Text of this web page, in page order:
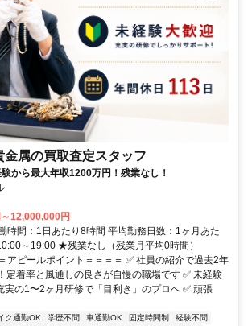
金属の買取査定スタッフ
験から最大年収1200万円！残業なし！
12,000,000円
時間：1日あたり8時間 平均勤務日数：1ヶ月あた
～19:00 ★残業なし（残業月平均0時間）
アピールポイント＝＝＝＝ ✅ 社員の紹介で過去2年
定着率と風通しの良さが自慢の職場です ✅ 未経験
実の1〜2ヶ月研修で「目利き」のプロへ ✅ 頑張
ク通勤OK 学歴不問 車通勤OK 固定時間制
経験不問